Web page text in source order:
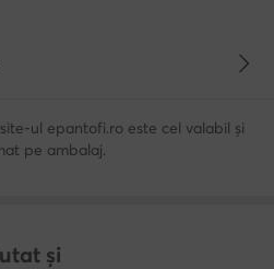
ul epantofi.ro este cel valabil și
pe ambalaj.
și